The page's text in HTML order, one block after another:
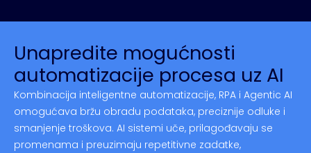
Unapredite mogućnosti
automatizacije procesa uz AI
Kombinacija inteligentne automatizacije, RPA i Agentic AI
omogućava bržu obradu podataka, preciznije odluke i
smanjenje troškova. AI sistemi uče, prilagođavaju se
promenama i preuzimaju repetitivne zadatke,